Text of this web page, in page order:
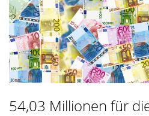
54,03 Millionen für